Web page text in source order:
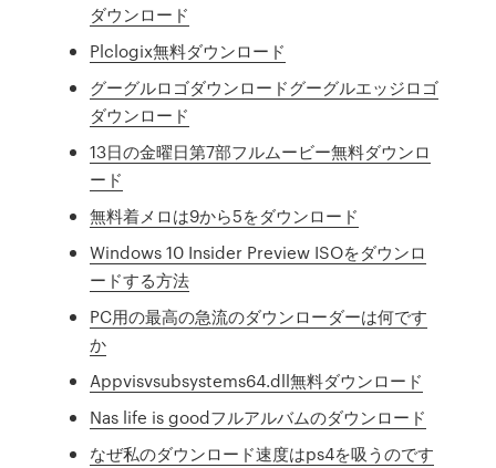
ダウンロード
Plclogix無料ダウンロード
グーグルロゴダウンロードグーグルエッジロゴ
ダウンロード
13日の金曜日第7部フルムービー無料ダウンロ
ード
無料着メロは9から5をダウンロード
Windows 10 Insider Preview ISOをダウンロ
ードする方法
PC用の最高の急流のダウンローダーは何です
か
Appvisvsubsystems64.dll無料ダウンロード
Nas life is goodフルアルバムのダウンロード
なぜ私のダウンロード速度はps4を吸うのです